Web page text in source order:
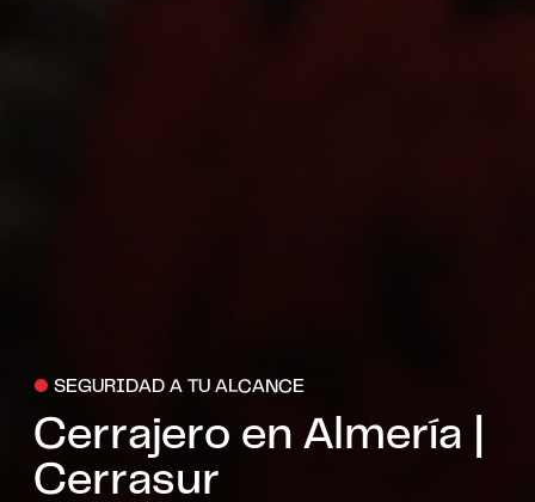
● SEGURIDAD A TU ALCANCE
Cerrajero en Almería |
Cerrasur